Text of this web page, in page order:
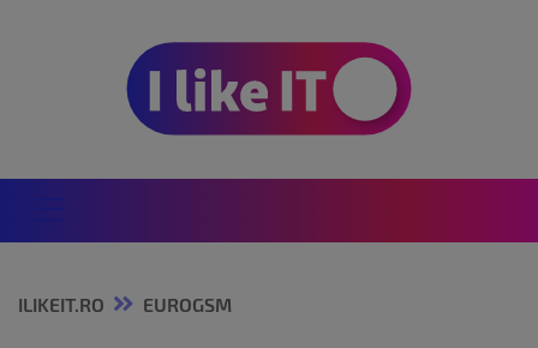
ILIKEIT.RO EUROGSM